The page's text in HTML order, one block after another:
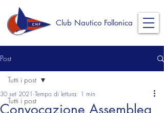
Club Nautico Follonica
Post
Tutti i post
Tutti i post
Convocazione Assemblea
30 set 2021 Tempo di lettura: 1 min